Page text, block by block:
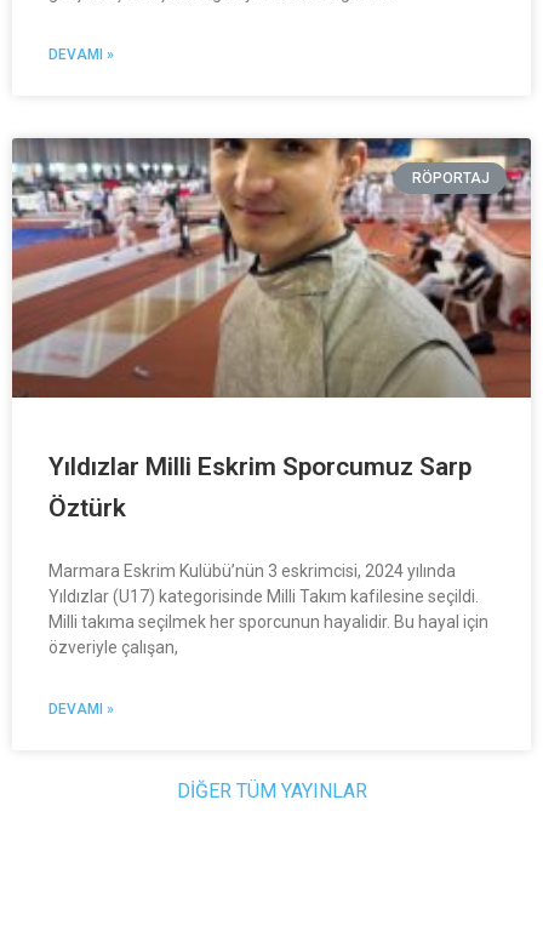
DEVAMI »
RÖPORTAJ
Yıldızlar Milli Eskrim Sporcumuz Sarp
Öztürk
Marmara Eskrim Kulübü’nün 3 eskrimcisi, 2024 yılında
Yıldızlar (U17) kategorisinde Milli Takım kafilesine seçildi.
Milli takıma seçilmek her sporcunun hayalidir. Bu hayal için
özveriyle çalışan,
DEVAMI »
DİĞER TÜM YAYINLAR